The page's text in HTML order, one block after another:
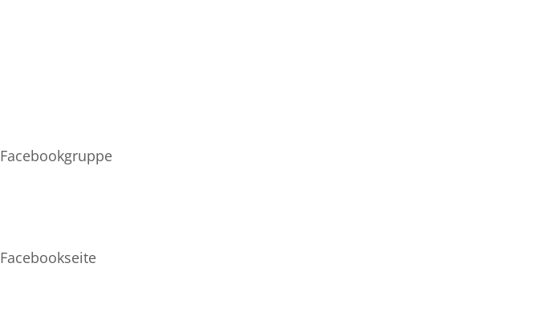
Facebookgruppe
Facebookseite